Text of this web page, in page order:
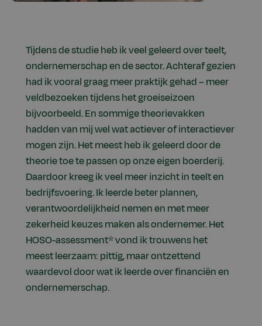
Tijdens de studie heb ik veel geleerd over teelt,
ondernemerschap en de sector. Achteraf gezien
had ik vooral graag meer praktijk gehad – meer
veldbezoeken tijdens het groeiseizoen
bijvoorbeeld. En sommige theorievakken
hadden van mij wel wat actiever of interactiever
mogen zijn. Het meest heb ik geleerd door de
theorie toe te passen op onze eigen boerderij.
Daardoor kreeg ik veel meer inzicht in teelt en
bedrijfsvoering. Ik leerde beter plannen,
verantwoordelijkheid nemen en met meer
zekerheid keuzes maken als ondernemer. Het
HOSO-assessment* vond ik trouwens het
meest leerzaam: pittig, maar ontzettend
waardevol door wat ik leerde over financiën en
ondernemerschap.